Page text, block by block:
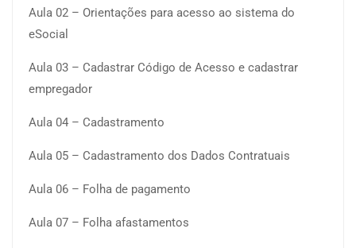
Aula 02 – Orientações para acesso ao sistema do
eSocial
Aula 03 – Cadastrar Código de Acesso e cadastrar
empregador
Aula 04 – Cadastramento
Aula 05 – Cadastramento dos Dados Contratuais
Aula 06 – Folha de pagamento
Aula 07 – Folha afastamentos